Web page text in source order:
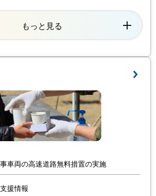
もっと見る
車両の高速道路無料措置の実施
援情報